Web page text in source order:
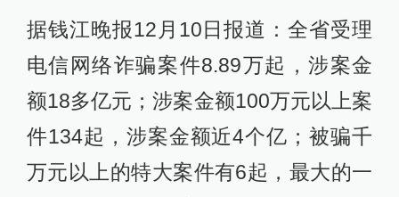
据钱江晚报12月10日报道：全省受理
电信网络诈骗案件8.89万起，涉案金
额18多亿元；涉案金额100万元以上案
件134起，涉案金额近4个亿；被骗千
万元以上的特大案件有6起，最大的一